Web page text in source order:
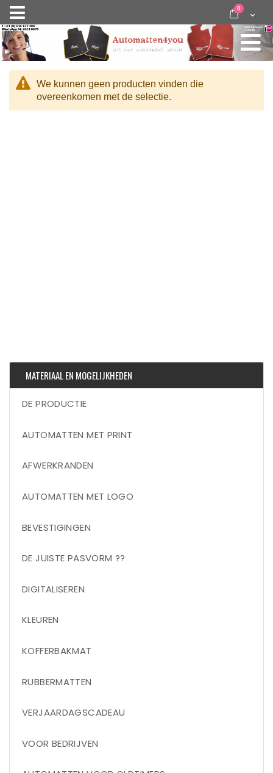
Nav
activeren
door
inhoud
Cart
0 items
We kunnen geen producten vinden die
overeenkomen met de selectie.
MATERIAAL EN MOGELIJKHEDEN
DE PRODUCTIE
AUTOMATTEN MET PRINT
AFWERKRANDEN
AUTOMATTEN MET LOGO
BEVESTIGINGEN
DE JUISTE PASVORM ??
DIGITALISEREN
KLEUREN
KOFFERBAKMAT
RUBBERMATTEN
VERJAARDAGSCADEAU
VOOR BEDRIJVEN